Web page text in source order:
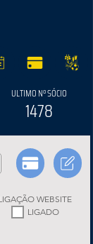
ULTIMO Nº SÓCIO
1478
WEBSITE
LIGADO